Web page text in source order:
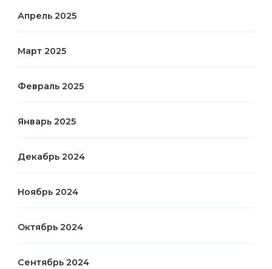
Апрель 2025
Март 2025
Февраль 2025
Январь 2025
Декабрь 2024
Ноябрь 2024
Октябрь 2024
Сентябрь 2024